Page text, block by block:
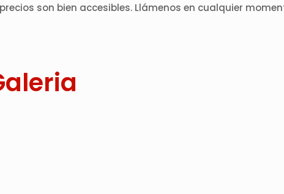
son bien accesibles. Llámenos en cualquier